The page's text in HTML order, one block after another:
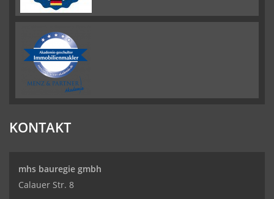
KONTAKT
mhs bauregie gmbh
Calauer Str. 8